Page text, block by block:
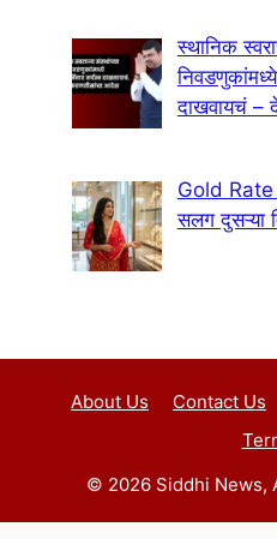
स्थानिक
निवडणुकांमध्ये
दाखवायचं –
Gold Rate
सलग दुसऱ्या
About Us Contact Us
© 2026 Siddhi News,